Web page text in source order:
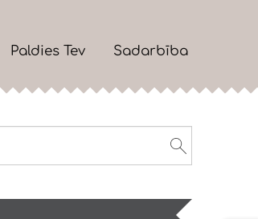
Paldies Tev Sadarbība